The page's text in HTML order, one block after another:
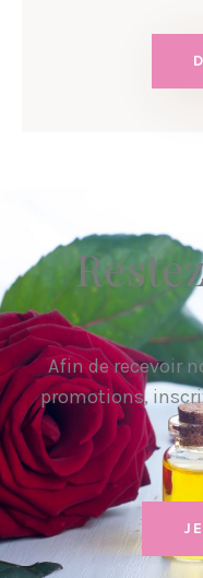
Afin de recevoir
promotions,